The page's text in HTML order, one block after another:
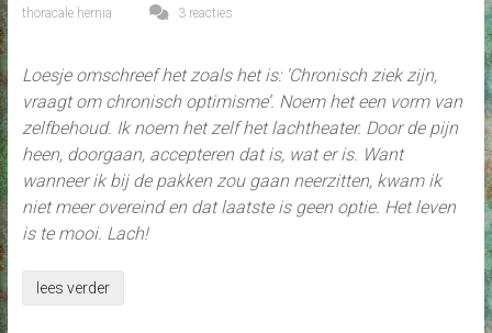
thoracale hernia
3 reacties
Loesje omschreef het zoals het is: ‘Chronisch ziek zijn,
vraagt om chronisch optimisme’. Noem het een vorm van
zelfbehoud. Ik noem het zelf het lachtheater. Door de pijn
heen, doorgaan, accepteren dat is, wat er is. Want
wanneer ik bij de pakken zou gaan neerzitten, kwam ik
niet meer overeind en dat laatste is geen optie. Het leven
is te mooi. Lach!
lees verder